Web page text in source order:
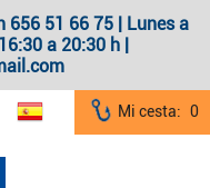
656 51 66 75 | Lunes a
a 20:30 h |
Mi cesta: 0